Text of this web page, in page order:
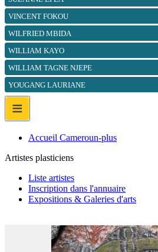
VINCENT FOKOU
WILFRIED MBIDA
WILLIAM KAYO
WILLIAM TAGNE NJEPE
YOUGANG LAURIANE
≡
Accueil Cameroun-plus
Artistes plasticiens
Liste artistes
Inscription dans l'annuaire
Expositions & Galeries d'arts